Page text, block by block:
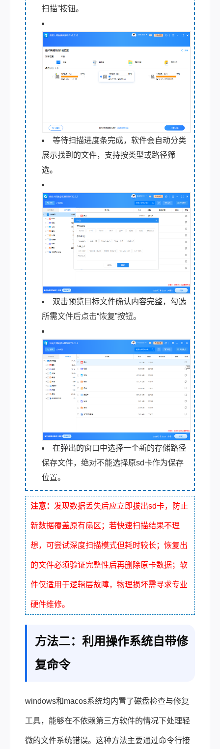
扫描”按钮。
等待扫描进度条完成，软件会自动分类
展示找到的文件，支持按类型或路径筛
选。
双击预览目标文件确认内容完整，勾选
所需文件后点击“恢复”按钮。
在弹出的窗口中选择一个新的存储路径
保存文件，绝对不能选择原sd卡作为保存
位置。
注意： 发现数据丢失后应立即拔出sd卡，防止
新数据覆盖原有扇区；若快速扫描结果不理
想，可尝试深度扫描模式但耗时较长；恢复出
的文件必须验证完整性后再删除原卡数据；软
件仅适用于逻辑层故障，物理损坏需寻求专业
硬件维修。
方法二：利用操作系统自带修
复命令
windows和macos系统均内置了磁盘检查与修复
工具，能够在不依赖第三方软件的情况下处理轻
微的文件系统错误。这种方法主要通过命令行接